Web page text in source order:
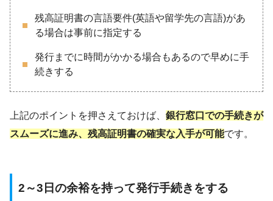
残高証明書の言語要件(英語や留学先の言語)があ
る場合は事前に指定する
発行までに時間がかかる場合もあるので早めに手
続きする
上記のポイントを押さえておけば、 銀行窓口での手続きが
スムーズに進み、残高証明書の確実な入手が可能です。
2～3日の余裕を持って発行手続きをする